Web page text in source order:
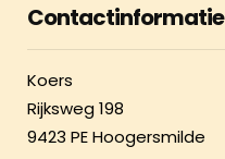
Contactinformatie
Koers
Rijksweg 198
9423 PE Hoogersmilde